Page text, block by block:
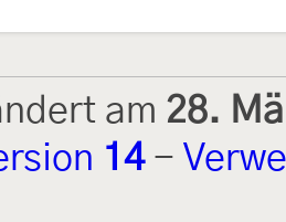
am 28.
14-